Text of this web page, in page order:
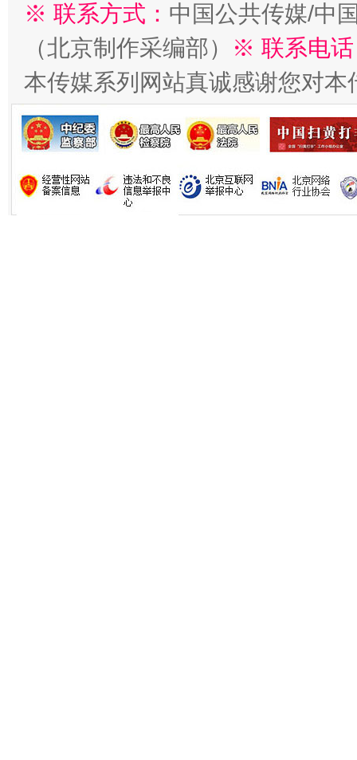
习近平的博鳌关键词
魏明亮
※ 联系方式： 中国公共传媒/中
（北京制作采编部）
※ 联系电
本传媒系列网站真诚感谢您对